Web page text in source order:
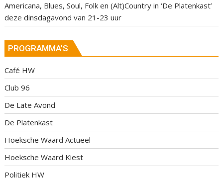
Americana, Blues, Soul, Folk en (Alt)Country in ‘De Platenkast’
deze dinsdagavond van 21-23 uur
PROGRAMMA’S
Café HW
Club 96
De Late Avond
De Platenkast
Hoeksche Waard Actueel
Hoeksche Waard Kiest
Politiek HW